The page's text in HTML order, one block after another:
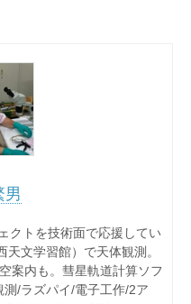
男
クトを技術面で応援してい
文学習館）で天体観測。
案内も。彗星軌道計算ソフ
測/ラズパイ/電子工作/2ア